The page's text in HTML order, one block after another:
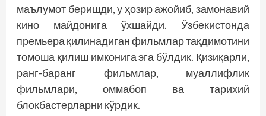
маълумот беришди, у ҳозир ажойиб, замонавий
кино майдонига ўхшайди. Ўзбекистонда
премьера қилинадиган фильмлар тақдимотини
томоша қилиш имконига эга бўлдик. Қизиқарли,
ранг-баранг фильмлар, муаллифлик
фильмлари, оммабоп ва тарихий
блокбастерларни кўрдик.